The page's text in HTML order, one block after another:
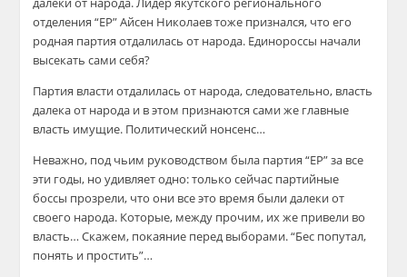
отделения “ЕР” Айсен Николаев тоже признался, что его
родная партия отдалилась от народа. Единороссы начали
высекать сами себя?
Партия власти отдалилась от народа, следовательно, власть
далека от народа и в этом признаются сами же главные
власть имущие. Политический нонсенс…
Неважно, под чьим руководством была партия “ЕР” за все
эти годы, но удивляет одно: только сейчас партийные
боссы прозрели, что они все это время были далеки от
своего народа. Которые, между прочим, их же привели во
власть… Скажем, покаяние перед выборами. “Бес попутал,
понять и простить”…